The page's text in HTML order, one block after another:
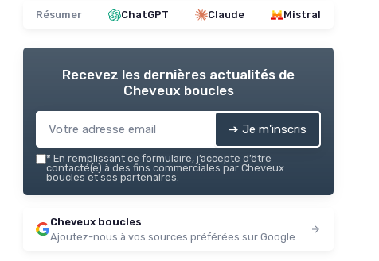
Résumer ChatGPT Claude Mistral
Recevez les dernières actualités de
Cheveux boucles
➔ Je m'inscris
* En remplissant ce formulaire, j’accepte d’être
contacté(e) à des fins commerciales par Cheveux
boucles et ses partenaires.
Cheveux boucles
Ajoutez-nous à vos sources préférées sur Google